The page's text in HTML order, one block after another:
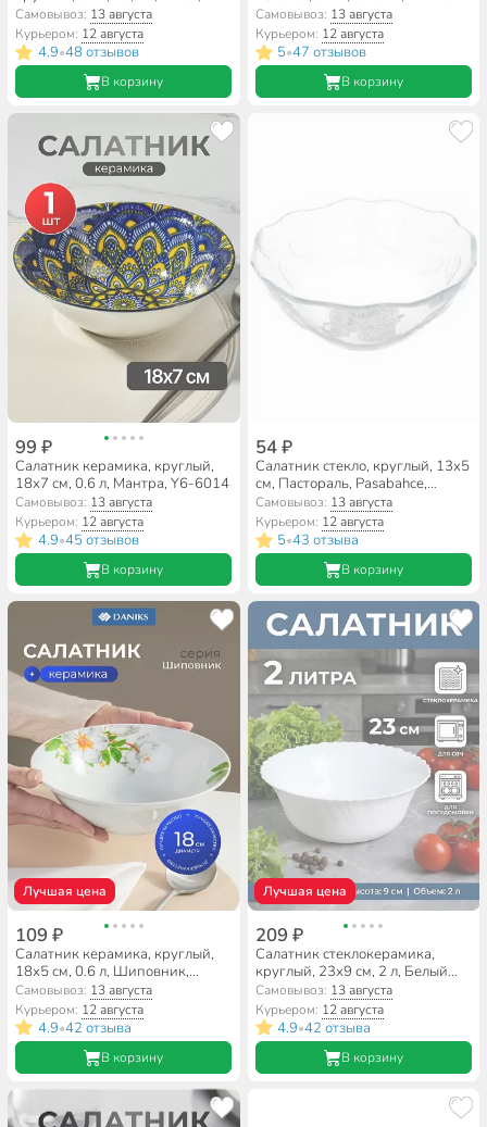
0.8, 1.4 л, с крышкой, Токио,
Daniks, HDW3T-P
Самовывоз: 13 августа
Курьером: 12 августа
4.9•48 отзывов
В корзину
Самовывоз: 13 августа
Курьером: 12 августа
5•47 отзывов
В корзину
99 ₽
Салатник керамика, круглый,
18х7 см, 0.6 л, Мантра, Y6-6014
Самовывоз: 13 августа
Курьером: 12 августа
4.9•45 отзывов
В корзину
54 ₽
Салатник стекло, круглый, 13х5
см, Пастораль, Pasabahce,
10437SLB
Самовывоз: 13 августа
Курьером: 12 августа
5•43 отзыва
В корзину
Лучшая цена
109 ₽
Салатник керамика, круглый,
18х5 см, 0.6 л, Шиповник,
Daniks, 7435
Самовывоз: 13 августа
Курьером: 12 августа
4.9•42 отзыва
В корзину
Лучшая цена
209 ₽
Салатник стеклокерамика,
круглый, 23х9 см, 2 л, Белый
опал, Daniks, белый
Самовывоз: 13 августа
Курьером: 12 августа
4.9•42 отзыва
В корзину